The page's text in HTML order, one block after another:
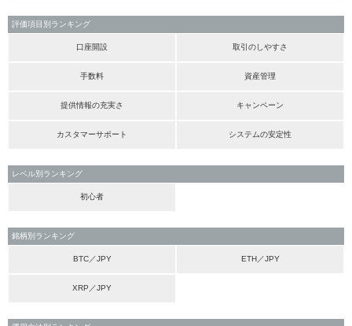
評価項目別ランキング
口座開設 取引のしやすさ
手数料 資産管理
提供情報の充実さ キャンペーン
カスタマーサポート システムの安定性
レベル別ランキング
初心者
銘柄別ランキング
BTC／JPY ETH／JPY
XRP／JPY